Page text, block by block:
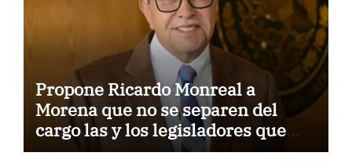
Propone Ricardo Monreal a
Morena que no se separen del
cargo las y los legisladores que
quieren reelegirse